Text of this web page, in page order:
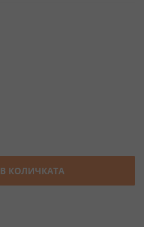
КОЛИЧКАТА